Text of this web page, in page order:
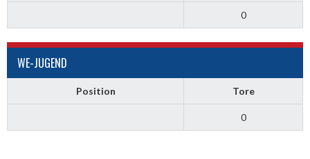
0
WE-JUGEND
Position Tore
0